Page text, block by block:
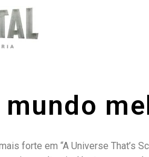
forte em “A Universe That’s